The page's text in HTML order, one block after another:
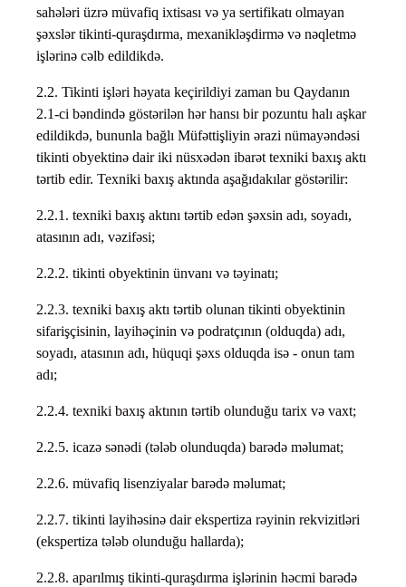
sahələri üzrə müvafiq ixtisası və ya sertifikatı olmayan
şəxslər tikinti-quraşdırma, mexanikləşdirmə və nəqletmə
işlərinə cəlb edildikdə.
2.2. Tikinti işləri həyata keçirildiyi zaman bu Qaydanın
2.1-ci bəndində göstərilən hər hansı bir pozuntu halı aşkar
edildikdə, bununla bağlı Müfəttişliyin ərazi nümayəndəsi
tikinti obyektinə dair iki nüsxədən ibarət texniki baxış aktı
tərtib edir. Texniki baxış aktında aşağıdakılar göstərilir:
2.2.1. texniki baxış aktını tərtib edən şəxsin adı, soyadı,
atasının adı, vəzifəsi;
2.2.2. tikinti obyektinin ünvanı və təyinatı;
2.2.3. texniki baxış aktı tərtib olunan tikinti obyektinin
sifarişçisinin, layihəçinin və podratçının (olduqda) adı,
soyadı, atasının adı, hüquqi şəxs olduqda isə - onun tam
adı;
2.2.4. texniki baxış aktının tərtib olunduğu tarix və vaxt;
2.2.5. icazə sənədi (tələb olunduqda) barədə məlumat;
2.2.6. müvafiq lisenziyalar barədə məlumat;
2.2.7. tikinti layihəsinə dair ekspertiza rəyinin rekvizitləri
(ekspertiza tələb olunduğu hallarda);
2.2.8. aparılmış tikinti-quraşdırma işlərinin həcmi barədə